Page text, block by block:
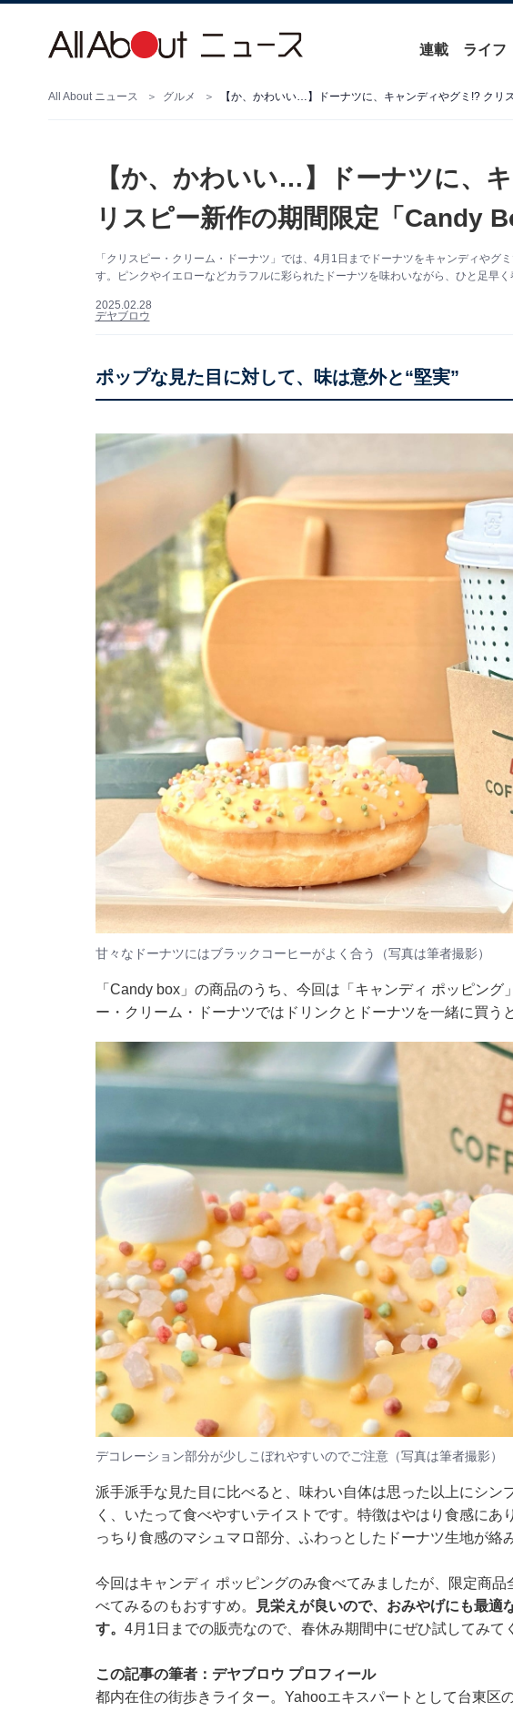
連載 ライフ
All About ニュース グルメ 【か、かわいい…】ドーナツに、キャンディやグミ!? クリ
【か、かわいい…】ドーナツに、
リスピー新作の期間限定「Candy
「クリスピー・クリーム・ドーナツ」では、4月1日までドーナツをキャンディやグ
す。ピンクやイエローなどカラフルに彩られたドーナツを味わいながら、ひと足早く
2025.02.28
デヤブロウ
ポップな見た目に対して、味は意外と“堅実”
甘々なドーナツにはブラックコーヒーがよく合う（写真は筆者撮影）
「Candy box」の商品のうち、今回は「キャンディ ポッピン
ー・クリーム・ドーナツではドリンクとドーナツを一緒に買う
デコレーション部分が少しこぼれやすいのでご注意（写真は筆者撮影）
派手派手な見た目に比べると、味わい自体は思った以上にシン
く、いたって食べやすいテイストです。特徴はやはり食感にあ
っちり食感のマシュマロ部分、ふわっとしたドーナツ生地が絡
今回はキャンディ ポッピングのみ食べてみましたが、限定商
べてみるのもおすすめ。
見栄えが良いので、おみやげにも最適
す。 4月1日までの販売なので、春休み期間中にぜひ試してみて
この記事の筆者：デヤブロウ プロフィール
都内在住の街歩きライター。Yahooエキスパートとして台東区